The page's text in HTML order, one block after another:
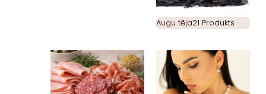
Augu tēja21 Produkts